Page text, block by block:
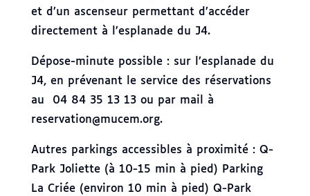
et d’un ascenseur permettant d’accéder
directement à l’esplanade du J4.
Dépose-minute possible : sur l’esplanade du
J4, en prévenant le service des réservations
au 04 84 35 13 13 ou par mail à
reservation@mucem.org.
Autres parkings accessibles à proximité : Q-
Park Joliette (à 10-15 min à pied) Parking
La Criée (environ 10 min à pied) Q-Park